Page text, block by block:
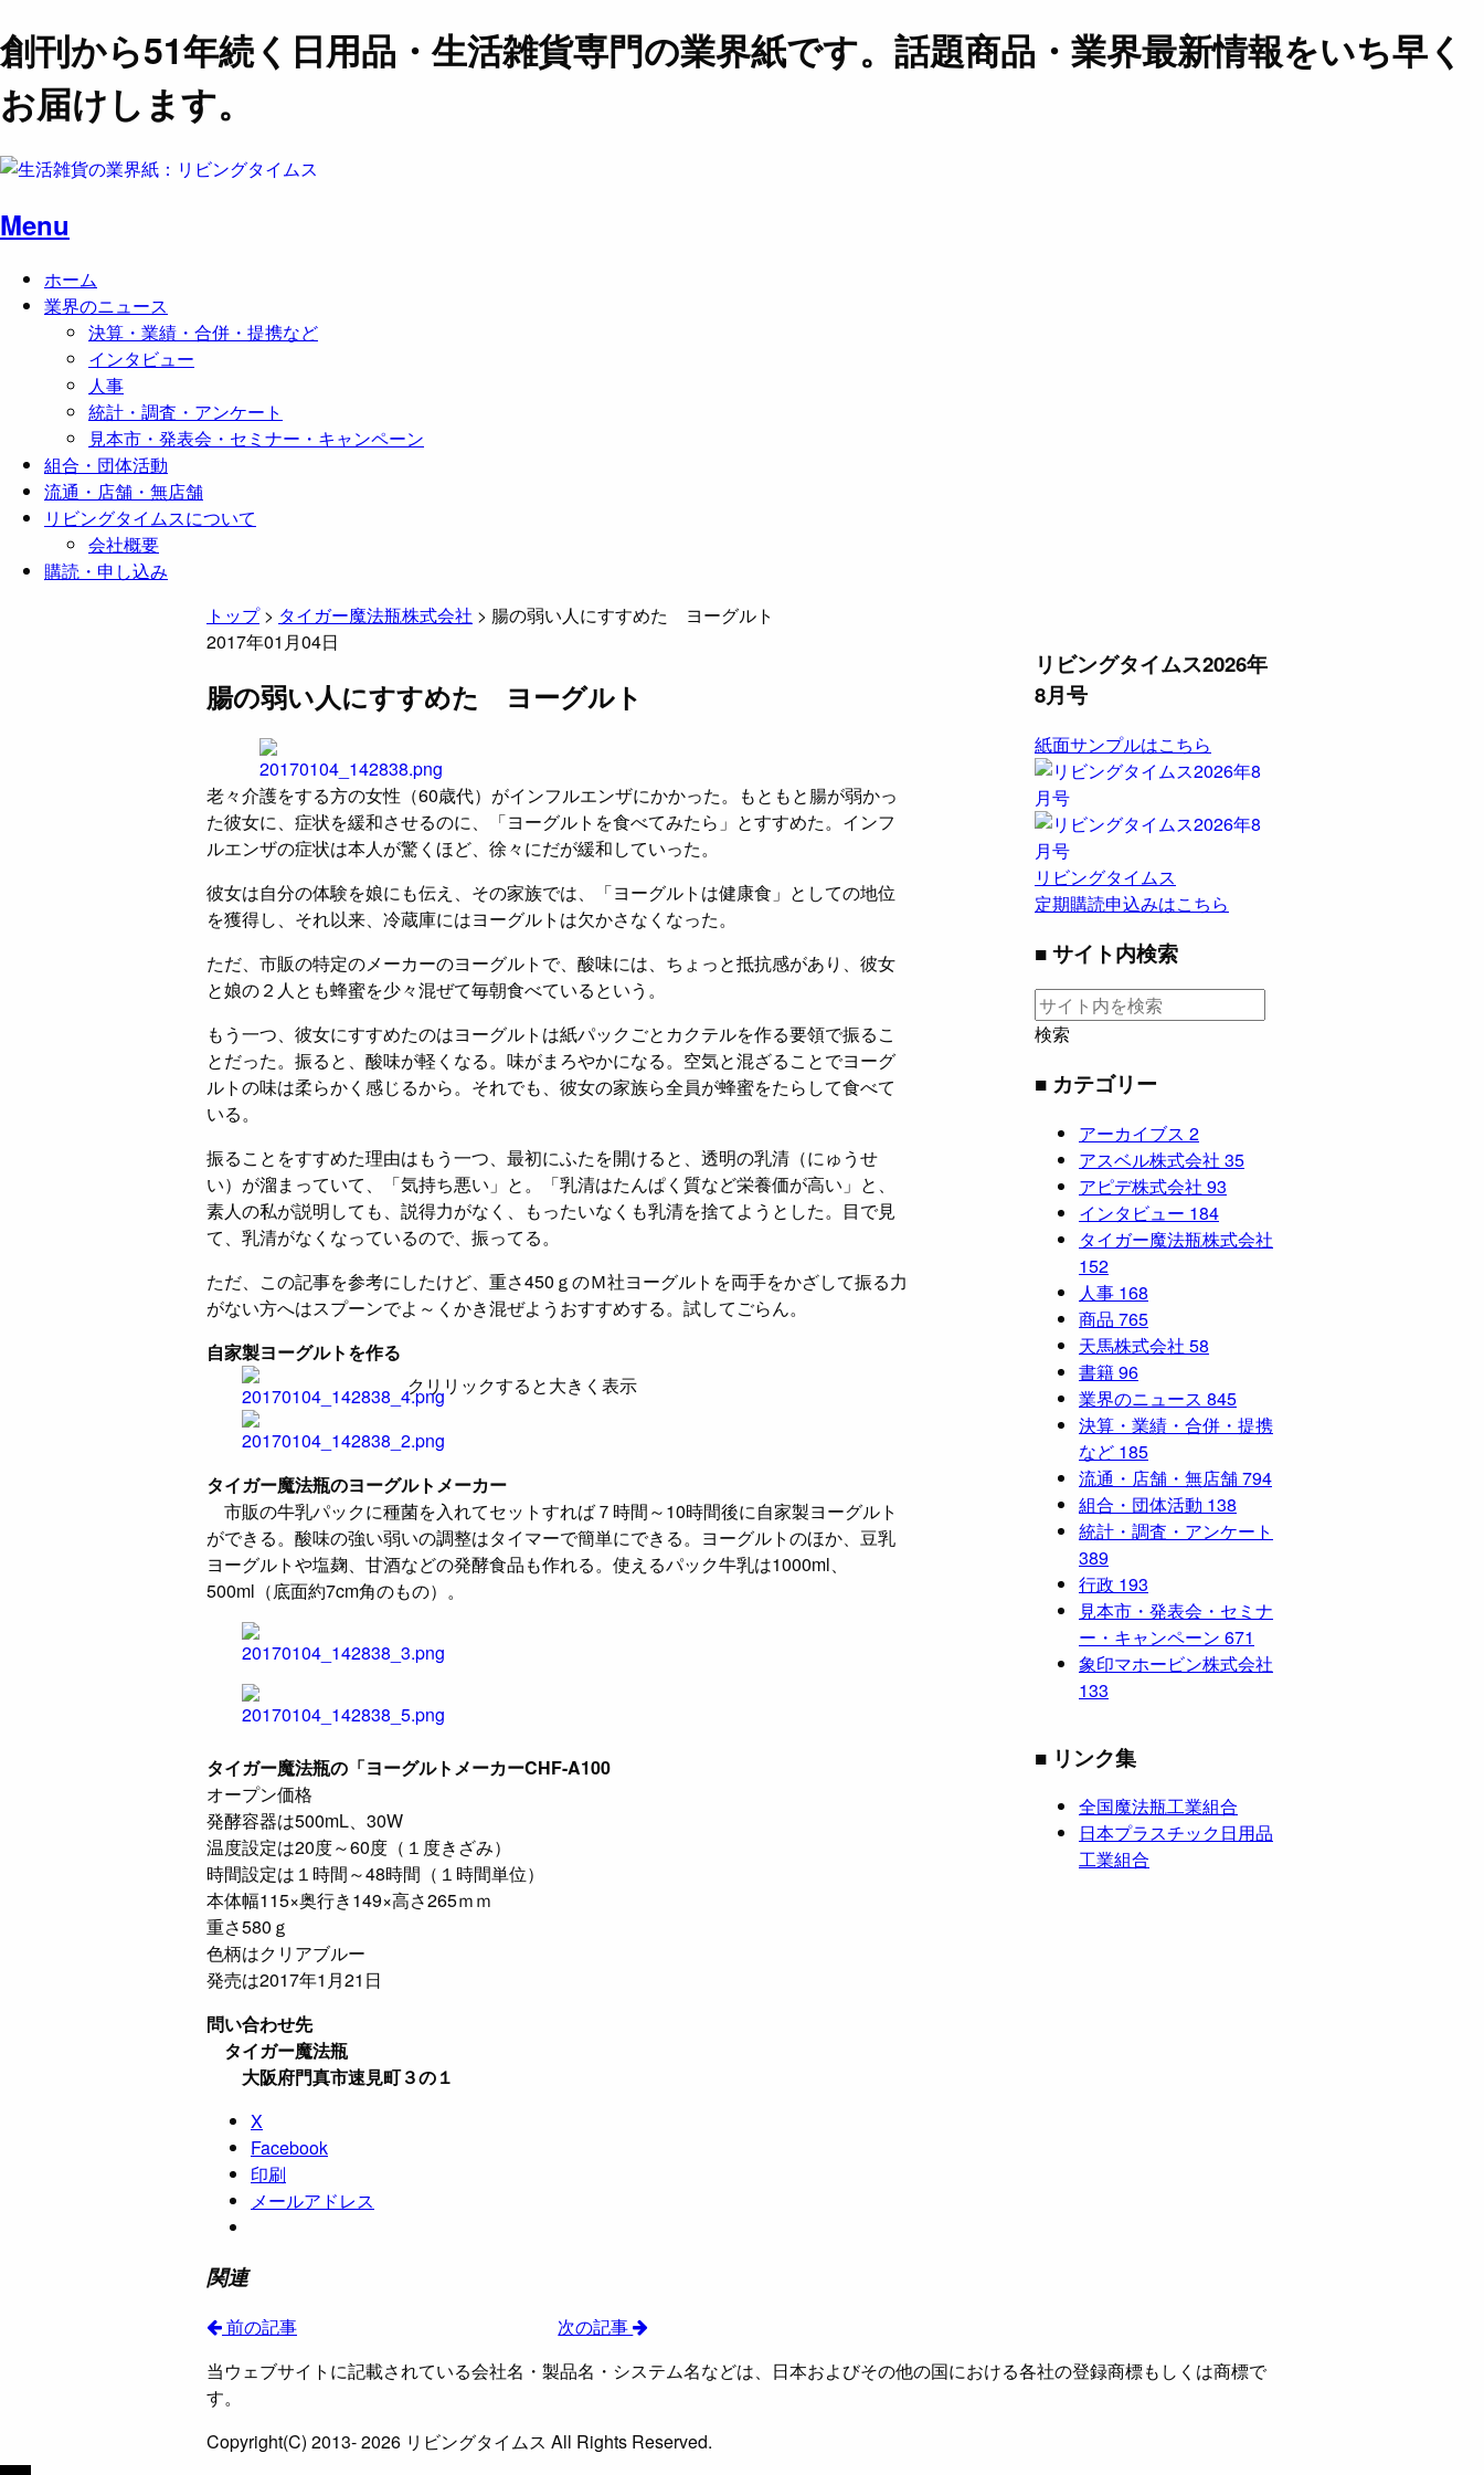
創刊から51年続く日用品・生活雑貨専門の業界紙です。話題商品・業界最新情報をいち早く
お届けします。
Menu
ホーム
業界のニュース
決算・業績・合併・提携など
インタビュー
人事
統計・調査・アンケート
見本市・発表会・セミナー・キャンペーン
組合・団体活動
流通・店舗・無店舗
リビングタイムスについて
会社概要
購読・申し込み
トップ> タイガー魔法瓶株式会社 > 腸の弱い人にすすめた ヨーグルト
2017年01月04日
腸の弱い人にすすめた ヨーグルト
老々介護をする方の女性（60歳代）がインフルエンザにかかった。もともと腸が弱かっ
た彼女に、症状を緩和させるのに、「ヨーグルトを食べてみたら」とすすめた。インフ
ルエンザの症状は本人が驚くほど、徐々にだが緩和していった。
彼女は自分の体験を娘にも伝え、その家族では、「ヨーグルトは健康食」としての地位
を獲得し、それ以来、冷蔵庫にはヨーグルトは欠かさなくなった。
ただ、市販の特定のメーカーのヨーグルトで、酸味には、ちょっと抵抗感があり、彼女
と娘の２人とも蜂蜜を少々混ぜて毎朝食べているという。
もう一つ、彼女にすすめたのはヨーグルトは紙パックごとカクテルを作る要領で振るこ
とだった。振ると、酸味が軽くなる。味がまろやかになる。空気と混ざることでヨーグ
ルトの味は柔らかく感じるから。それでも、彼女の家族ら全員が蜂蜜をたらして食べて
いる。
振ることをすすめた理由はもう一つ、最初にふたを開けると、透明の乳清（にゅうせ
い）が溜まっていて、「気持ち悪い」と。「乳清はたんぱく質など栄養価が高い」と、
素人の私が説明しても、説得力がなく、もったいなくも乳清を捨てようとした。目で見
て、乳清がなくなっているので、振ってる。
ただ、この記事を参考にしたけど、重さ450ｇのＭ社ヨーグルトを両手をかざして振る力
がない方へはスプーンでよ～くかき混ぜようおすすめする。試してごらん。
自家製ヨーグルトを作る
クリリックすると大きく表示
タイガー魔法瓶のヨーグルトメーカー
市販の牛乳パックに種菌を入れてセットすれば７時間～10時間後に自家製ヨーグルト
ができる。酸味の強い弱いの調整はタイマーで簡単にできる。ヨーグルトのほか、豆乳
ヨーグルトや塩麹、甘酒などの発酵食品も作れる。使えるパック牛乳は1000ml、
500ml（底面約7cm角のもの）。
タイガー魔法瓶の「ヨーグルトメーカーCHF-A100
オープン価格
発酵容器は500mL、30W
温度設定は20度～60度（１度きざみ）
時間設定は１時間～48時間（１時間単位）
本体幅115×奥行き149×高さ265ｍｍ
重さ580ｇ
色柄はクリアブルー
発売は2017年1月21日
問い合わせ先
タイガー魔法瓶
大阪府門真市速見町３の１
X
Facebook
印刷
メールアドレス
関連
前の記事 次の記事
リビングタイムス2026年
8月号
紙面サンプルはこちら
リビングタイムス
定期購読申込みはこちら
■ サイト内検索
検索
■ カテゴリー
アーカイブス 2
アスベル株式会社 35
アピデ株式会社 93
インタビュー 184
タイガー魔法瓶株式会社
152
人事 168
商品 765
天馬株式会社 58
書籍96
業界のニュース 845
決算・業績・合併・提携
など 185
流通・店舗・無店舗794
組合・団体活動 138
統計・調査・アンケート
389
行政 193
見本市・発表会・セミナ
ー・キャンペーン 671
象印マホービン株式会社
133
■ リンク集
全国魔法瓶工業組合
日本プラスチック日用品
工業組合
当ウェブサイトに記載されている会社名・製品名・システム名などは、日本およびその他の国における各社の登録商標もしくは商標で
す。
Copyright(C) 2013- 2026 リビングタイムス All Rights Reserved.